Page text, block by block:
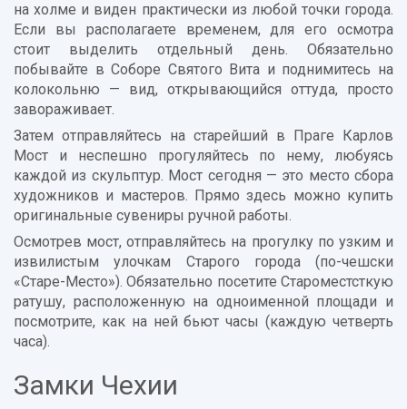
на холме и виден практически из любой точки города.
Если вы располагаете временем, для его осмотра
стоит выделить отдельный день. Обязательно
побывайте в Соборе Святого Вита и поднимитесь на
колокольню — вид, открывающийся оттуда, просто
завораживает.
Затем отправляйтесь на старейший в Праге Карлов
Мост и неспешно прогуляйтесь по нему, любуясь
каждой из скульптур. Мост сегодня — это место сбора
художников и мастеров. Прямо здесь можно купить
оригинальные сувениры ручной работы.
Осмотрев мост, отправляйтесь на прогулку по узким и
извилистым улочкам Старого города (по-чешски
«Старе-Место»). Обязательно посетите Староместсткую
ратушу, расположенную на одноименной площади и
посмотрите, как на ней бьют часы (каждую четверть
часа).
Замки Чехии